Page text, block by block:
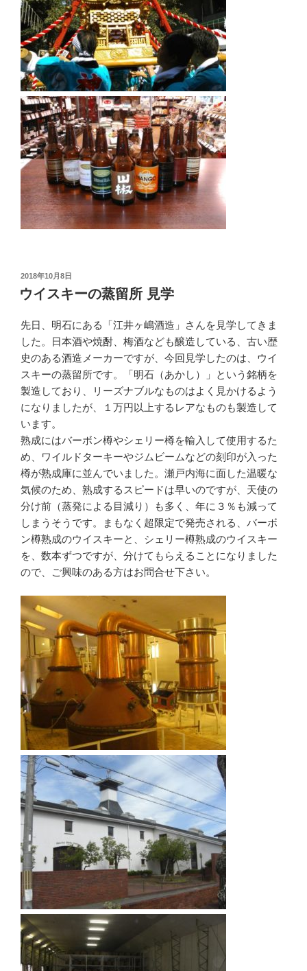
投
稿
日:
2018年10月8日
ウイスキーの蒸留所 見学
先日、明石にある「江井ヶ嶋酒造」さんを見学してきま
した。日本酒や焼酎、梅酒なども醸造している、古い歴
史のある酒造メーカーですが、今回見学したのは、ウイ
スキーの蒸留所です。「明石（あかし）」という銘柄を
製造しており、リーズナブルなものはよく見かけるよう
になりましたが、１万円以上するレアなものも製造して
います。
熟成にはバーボン樽やシェリー樽を輸入して使用するた
め、ワイルドターキーやジムビームなどの刻印が入った
樽が熟成庫に並んでいました。瀬戸内海に面した温暖な
気候のため、熟成するスピードは早いのですが、天使の
分け前（蒸発による目減り）も多く、年に３％も減って
しまうそうです。まもなく超限定で発売される、バーボ
ン樽熟成のウイスキーと、シェリー樽熟成のウイスキー
を、数本ずつですが、分けてもらえることになりました
ので、ご興味のある方はお問合せ下さい。